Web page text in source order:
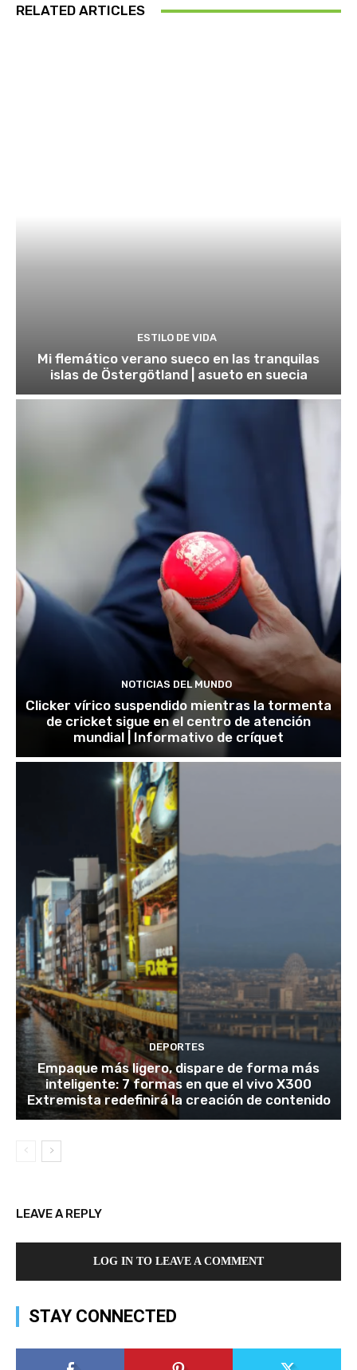
RELATED ARTICLES
ESTILO DE VIDA
Mi flemático verano sueco en las tranquilas
islas de Östergötland | asueto en suecia
NOTICIAS DEL MUNDO
Clicker vírico suspendido mientras la tormenta
de cricket sigue en el centro de atención
mundial | Informativo de críquet
DEPORTES
Empaque más ligero, dispare de forma más
inteligente: 7 formas en que el vivo X300
Extremista redefinirá la creación de contenido
LEAVE A REPLY
LOG IN TO LEAVE A COMMENT
STAY CONNECTED